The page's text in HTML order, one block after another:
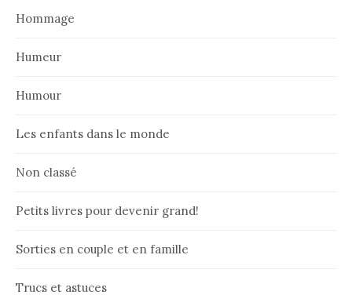
Hommage
Humeur
Humour
Les enfants dans le monde
Non classé
Petits livres pour devenir grand!
Sorties en couple et en famille
Trucs et astuces